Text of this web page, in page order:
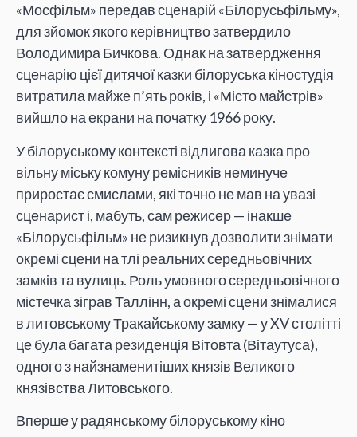
«Мосфільм» передав сценарій «Білорусьфільму»,
для зйомок якого керівництво затвердило
Володимира Бичкова. Однак на затвердження
сценарію цієї дитячої казки білоруська кіностудія
витратила майже п’ять років, і «Місто майстрів»
вийшло на екрани на початку 1966 року.
У білоруському контексті відлигова казка про
вільну міську комуну ремісників неминуче
приростає смислами, які точно не мав на увазі
сценарист і, мабуть, сам режисер — інакше
«Білорусьфільм» не ризикнув дозволити знімати
окремі сцени на тлі реальних середньовічних
замків та вулиць. Роль умовного середньовічного
містечка зіграв Таллінн, а окремі сцени знімалися
в литовському Тракайському замку — у XV столітті
це була багата резиденція Вітовта (Вітаутуса),
одного з найзнаменитіших князів Великого
князівства Литовського.
Вперше у радянському білоруському кіно